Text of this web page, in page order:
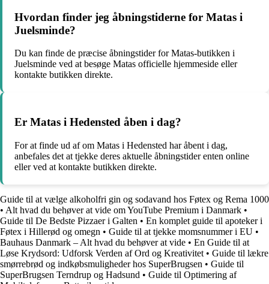
Hvordan finder jeg åbningstiderne for Matas i
Juelsminde?
Du kan finde de præcise åbningstider for Matas-butikken i
Juelsminde ved at besøge Matas officielle hjemmeside eller
kontakte butikken direkte.
Er Matas i Hedensted åben i dag?
For at finde ud af om Matas i Hedensted har åbent i dag,
anbefales det at tjekke deres aktuelle åbningstider enten online
eller ved at kontakte butikken direkte.
Guide til at vælge alkoholfri gin og sodavand hos Føtex og Rema 1000
• Alt hvad du behøver at vide om YouTube Premium i Danmark •
Guide til De Bedste Pizzaer i Galten • En komplet guide til apoteker i
Føtex i Hillerød og omegn • Guide til at tjekke momsnummer i EU •
Bauhaus Danmark – Alt hvad du behøver at vide • En Guide til at
Løse Krydsord: Udforsk Verden af Ord og Kreativitet • Guide til lækre
smørrebrød og indkøbsmuligheder hos SuperBrugsen • Guide til
SuperBrugsen Terndrup og Hadsund • Guide til Optimering af